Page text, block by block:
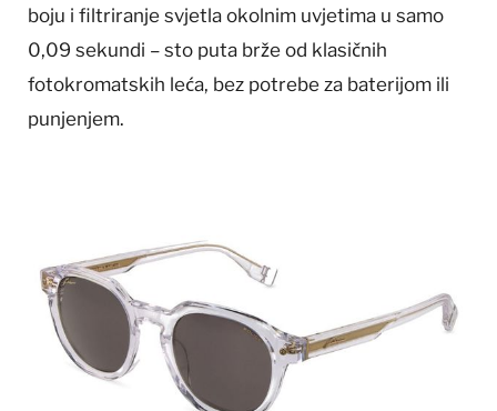
boju i filtriranje svjetla okolnim uvjetima u samo
0,09 sekundi – sto puta brže od klasičnih
fotokromatskih leća, bez potrebe za baterijom ili
punjenjem.